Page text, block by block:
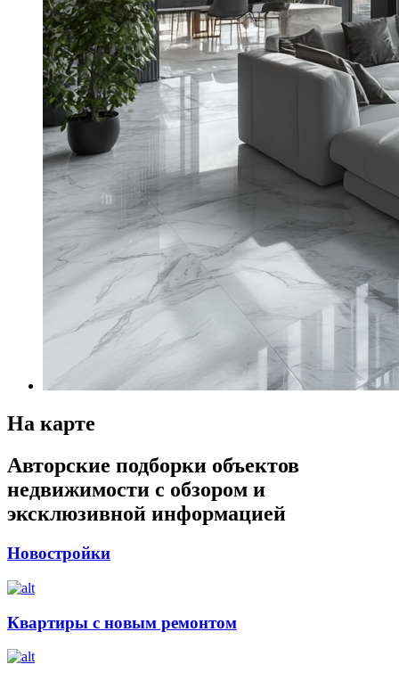
На карте
Авторские подборки объектов
недвижимости с обзором и
эксклюзивной информацией
Новостройки
Квартиры с новым ремонтом